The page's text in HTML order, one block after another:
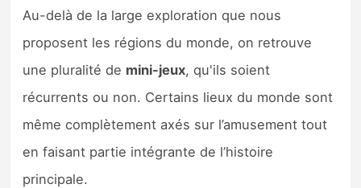
Au-delà de la large exploration que nous
proposent les régions du monde, on retrouve
une pluralité de mini-jeux, qu'ils soient
récurrents ou non. Certains lieux du monde sont
même complètement axés sur l’amusement tout
en faisant partie intégrante de l’histoire
principale.